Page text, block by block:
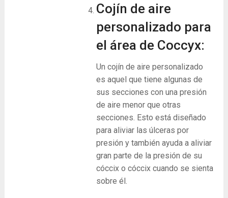
Cojín de aire
personalizado para
el área de Coccyx:
Un cojín de aire personalizado
es aquel que tiene algunas de
sus secciones con una presión
de aire menor que otras
secciones. Esto está diseñado
para aliviar las úlceras por
presión y también ayuda a aliviar
gran parte de la presión de su
cóccix o cóccix cuando se sienta
sobre él.